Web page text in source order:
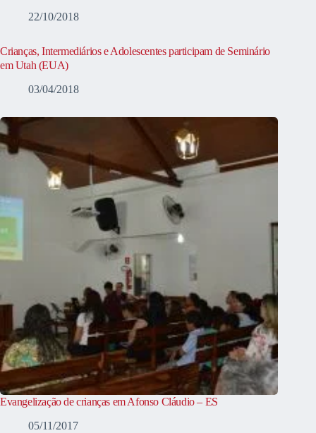
22/10/2018
Crianças, Intermediários e Adolescentes participam de Seminário
em Utah (EUA)
03/04/2018
Evangelização de crianças em Afonso Cláudio – ES
05/11/2017